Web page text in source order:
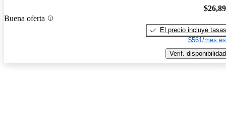
Buena oferta
El precio incluye tasas
$561/mes
Verif. disponibilidad